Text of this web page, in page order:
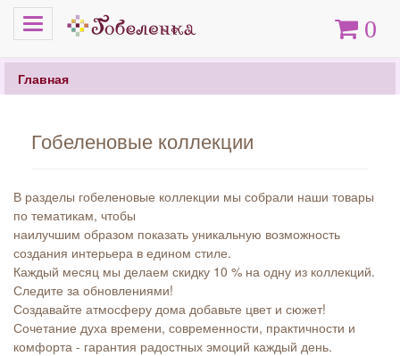
Меню Корзина
0
Главная
Гобеленовые коллекции
В разделы гобеленовые коллекции мы собрали наши товары
по тематикам, чтобы
наилучшим образом показать уникальную возможность
создания интерьера в едином стиле.
Каждый месяц мы делаем скидку 10 % на одну из коллекций.
Следите за обновлениями!
Создавайте атмосферу дома добавьте цвет и сюжет!
Сочетание духа времени, современности, практичности и
комфорта - гарантия радостных эмоций каждый день.